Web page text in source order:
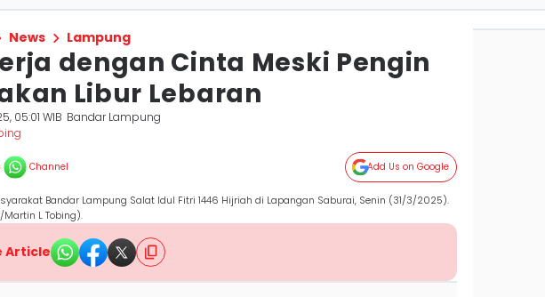
News Lampung
dengan Cinta Meski Pengin
Libur Lebaran
05:01 WIB Bandar Lampung
Channel Add Us on Google
Bandar Lampung Salat Idul Fitri 1446 Hijriah di Lapangan Saburai, Senin (31/3/2025).
Martin L Tobing).
Article